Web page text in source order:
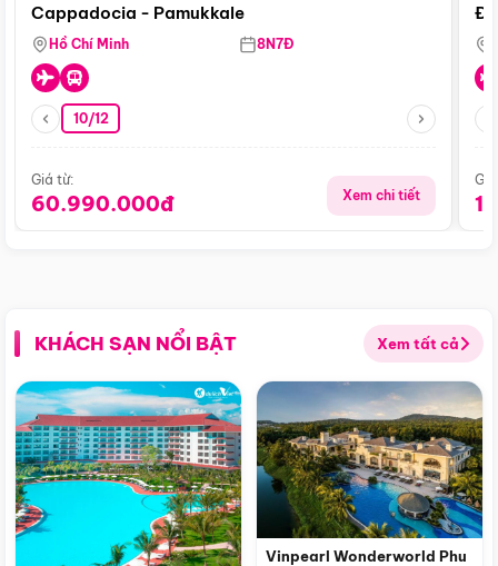
Cappadocia - Pamukkale
Hồ Chí Minh 8N7Đ
10/12
Giá từ:
60.990.000đ Xem chi tiết
KHÁCH SẠN NỔI BẬT Xem tất cả
Vinpearl Wonderworld Phu